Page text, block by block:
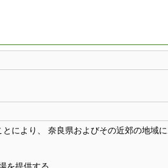
により、 奈良県およびその近郊の地域
を提供する